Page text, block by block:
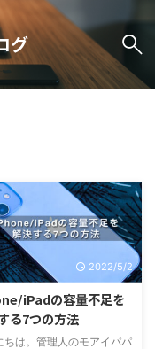
グ
2022/5/2
iPadの容量不足を
る7つの方法
ちは。管理人のモアイパパ